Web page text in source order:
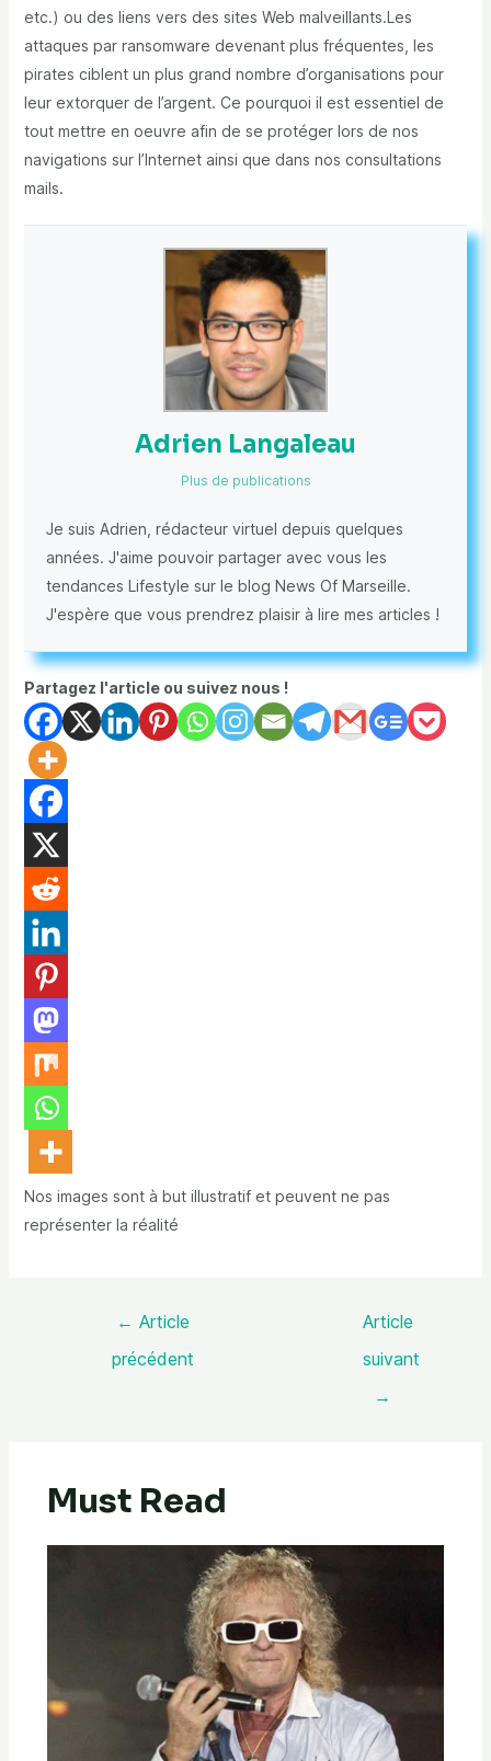
etc.) ou des liens vers des sites Web malveillants.Les
attaques par ransomware devenant plus fréquentes, les
pirates ciblent un plus grand nombre d’organisations pour
leur extorquer de l’argent. Ce pourquoi il est essentiel de
tout mettre en oeuvre afin de se protéger lors de nos
navigations sur l’Internet ainsi que dans nos consultations
mails.
Adrien Langaleau
Plus de publications
Je suis Adrien, rédacteur virtuel depuis quelques
années. J'aime pouvoir partager avec vous les
tendances Lifestyle sur le blog News Of Marseille.
J'espère que vous prendrez plaisir à lire mes articles !
Partagez l'article ou suivez nous !
Nos images sont à but illustratif et peuvent ne pas
représenter la réalité
← Article
précédent
Article
suivant
→
Must Read